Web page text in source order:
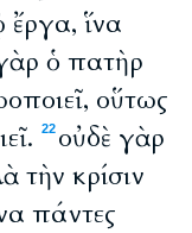
ἔργα, ἵνα
ὁ πατὴρ
οὕτως
22 οὐδὲ γὰρ
τὴν κρίσιν
πάντες